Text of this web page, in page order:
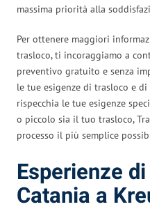
massima priorità alla
Per ottenere maggiori
trasloco, ti incoraggiamo a
preventivo gratuito e senza
le tue esigenze di trasloco e
rispecchia le tue esigenze
o piccolo sia il tuo trasloco,
processo il più semplice
Esperienze
Catania a